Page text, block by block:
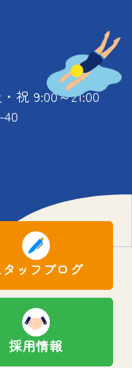
祝 9:00～21:00
タッフブログ
採用情報